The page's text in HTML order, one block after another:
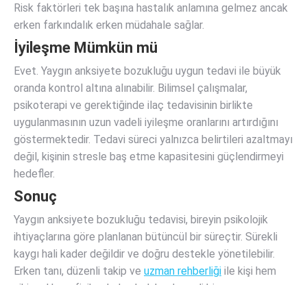
Risk faktörleri tek başına hastalık anlamına gelmez ancak
erken farkındalık erken müdahale sağlar.
İyileşme Mümkün mü
Evet. Yaygın anksiyete bozukluğu uygun tedavi ile büyük
oranda kontrol altına alınabilir. Bilimsel çalışmalar,
psikoterapi ve gerektiğinde ilaç tedavisinin birlikte
uygulanmasının uzun vadeli iyileşme oranlarını artırdığını
göstermektedir. Tedavi süreci yalnızca belirtileri azaltmayı
değil, kişinin stresle baş etme kapasitesini güçlendirmeyi
hedefler.
Sonuç
Yaygın anksiyete bozukluğu tedavisi, bireyin psikolojik
ihtiyaçlarına göre planlanan bütüncül bir süreçtir. Sürekli
kaygı hali kader değildir ve doğru destekle yönetilebilir.
Erken tanı, düzenli takip ve uzman rehberliği ile kişi hem